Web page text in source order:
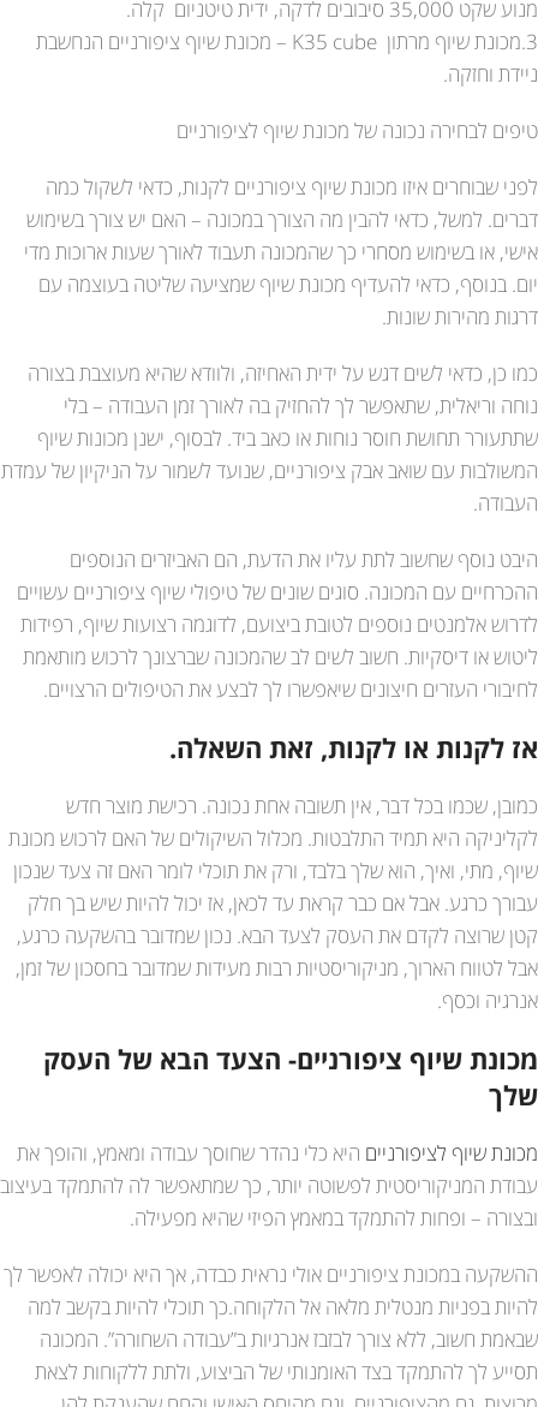
מנוע שקט 35,000 סיבובים לדקה, ידית טיטניום קלה.
3.מכונת שיוף מרתון K35 cube – מכונת שיוף ציפורניים הנחשבת
ניידת וחזקה.
טיפים לבחירה נכונה של מכונת שיוף לציפורניים
לפני שבוחרים איזו מכונת שיוף ציפורניים לקנות, כדאי לשקול כמה
דברים. למשל, כדאי להבין מה הצורך במכונה – האם יש צורך בשימוש
אישי, או בשימוש מסחרי כך שהמכונה תעבוד לאורך שעות ארוכות מדי
יום. בנוסף, כדאי להעדיף מכונת שיוף שמציעה שליטה בעוצמה עם
דרגות מהירות שונות.
כמו כן, כדאי לשים דגש על ידית האחיזה, ולוודא שהיא מעוצבת בצורה
נוחה וריאלית, שתאפשר לך להחזיק בה לאורך זמן העבודה – בלי
שתתעורר תחושת חוסר נוחות או כאב ביד. לבסוף, ישנן מכונות שיוף
המשולבות עם שואב אבק ציפורניים, שנועד לשמור על הניקיון של עמדת
העבודה.
היבט נוסף שחשוב לתת עליו את הדעת, הם האביזרים הנוספים
ההכרחיים עם המכונה. סוגים שונים של טיפולי שיוף ציפורניים עשויים
לדרוש אלמנטים נוספים לטובת ביצועם, לדוגמה רצועות שיוף, רפידות
ליטוש או דיסקיות. חשוב לשים לב שהמכונה שברצונך לרכוש מותאמת
לחיבורי העזרים חיצונים שיאפשרו לך לבצע את הטיפולים הרצויים.
אז לקנות או לקנות, זאת השאלה.
כמובן, שכמו בכל דבר, אין תשובה אחת נכונה. רכישת מוצר חדש
לקליניקה היא תמיד התלבטות. מכלול השיקולים של האם לרכוש מכונת
שיוף, מתי, ואיך, הוא שלך בלבד, ורק את תוכלי לומר האם זה צעד שנכון
עבורך כרגע. אבל אם כבר קראת עד לכאן, אז יכול להיות שיש בך חלק
קטן שרוצה לקדם את העסק לצעד הבא. נכון שמדובר בהשקעה כרגע,
אבל לטווח הארוך, מניקוריסטיות רבות מעידות שמדובר בחסכון של זמן,
אנרגיה וכסף.
מכונת שיוף ציפורניים- הצעד הבא של העסק
שלך
מכונת שיוף לציפורניים היא כלי נהדר שחוסך עבודה ומאמץ, והופך את
עבודת המניקוריסטית לפשוטה יותר, כך שמתאפשר לה להתמקד בעיצוב
ובצורה – ופחות להתמקד במאמץ הפיזי שהיא מפעילה.
ההשקעה במכונת ציפורניים אולי נראית כבדה, אך היא יכולה לאפשר לך
להיות בפניות מנטלית מלאה אל הלקוחה.כך תוכלי להיות בקשב למה
שבאמת חשוב, ללא צורך לבזבז אנרגיות ב”עבודה השחורה”. המכונה
תסייע לך להתמקד בצד האומנותי של הביצוע, ולתת ללקוחות לצאת